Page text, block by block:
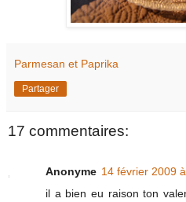
Parmesan et Paprika
Partager
17 commentaires:
Anonyme 14 février 2009
il a bien eu raison ton